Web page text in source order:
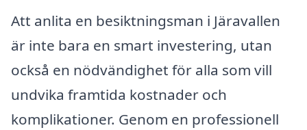
Att anlita en besiktningsman i Järavallen
är inte bara en smart investering, utan
också en nödvändighet för alla som vill
undvika framtida kostnader och
komplikationer. Genom en professionell